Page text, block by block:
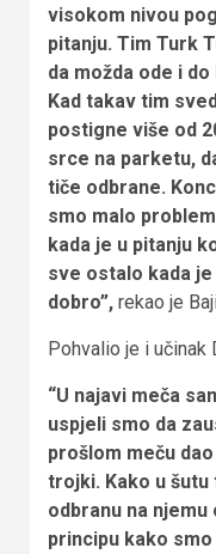
visokom nivou
pitanju. Tim Turk
da možda ode i
Kad takav tim
postigne više od
srce na parketu,
tiče odbrane.
smo malo
kada je u pitanju
sve ostalo kada
dobro”, rekao je
Pohvalio je i učinak
“U najavi meča
uspjeli smo da
prošlom meču
trojki. Kako u šutu
odbranu na
principu kako